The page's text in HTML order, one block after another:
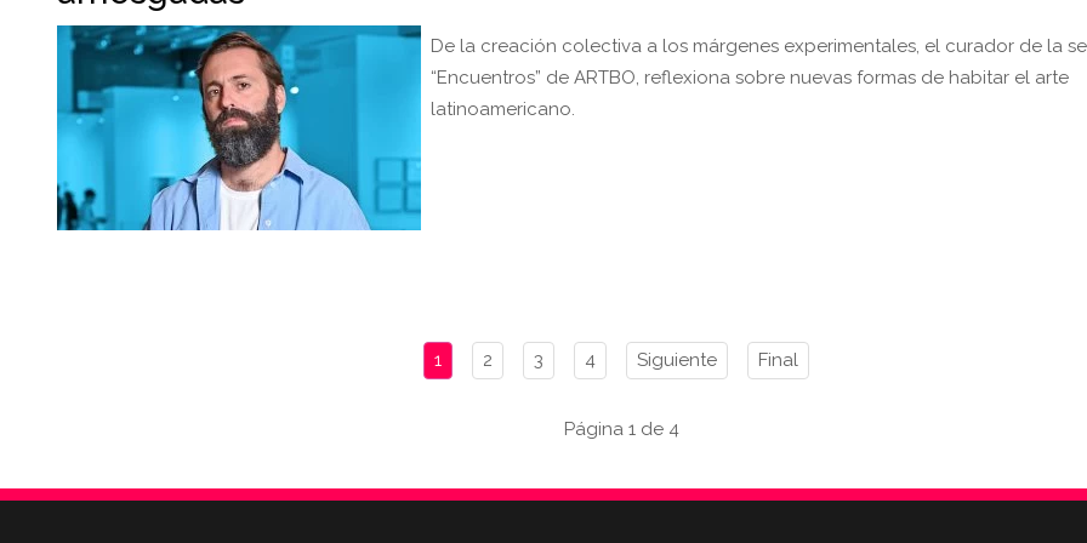
De la creación colectiva a los márgenes experimentales, el curador de la
“Encuentros” de ARTBO, reflexiona sobre nuevas formas de habitar el arte
latinoamericano.
1 2 3 4 Siguiente Final
Página 1 de 4